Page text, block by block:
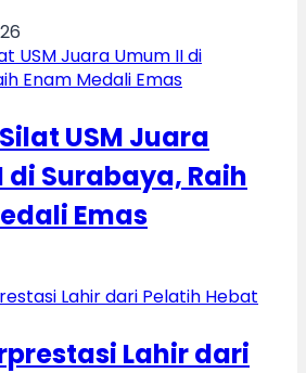
USM Juara
di Surabaya, Raih
Emas
Lahir dari